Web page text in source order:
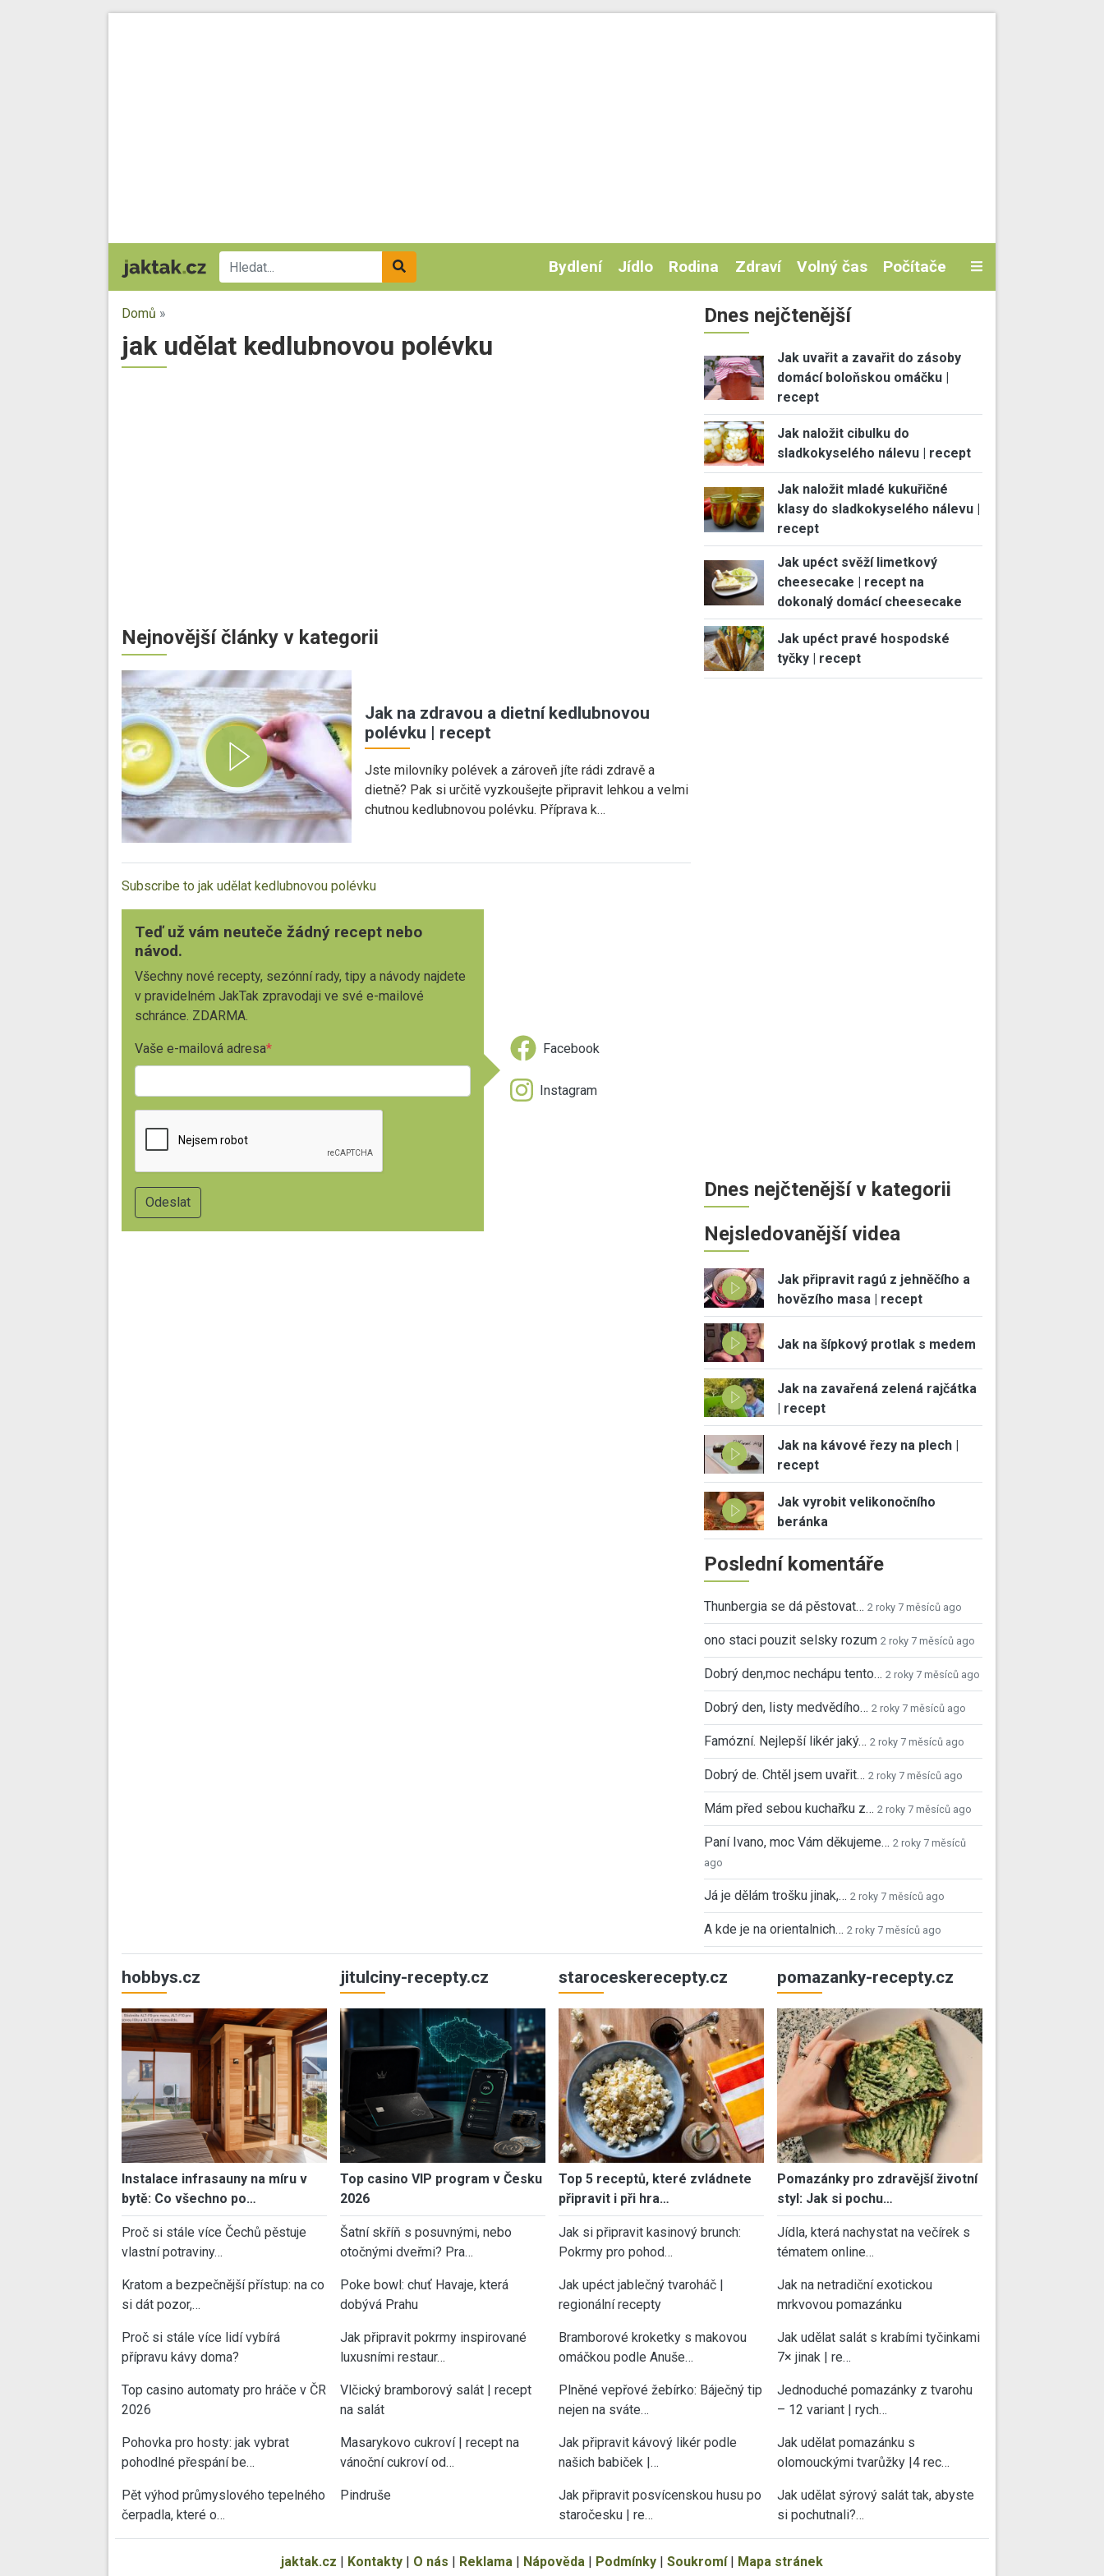
Bydlení Jídlo Rodina Zdraví Volný čas Počítače
Domů »
jak udělat kedlubnovou polévku
Nejnovější články v kategorii
Jak na zdravou a dietní kedlubnovou
polévku | recept
Jste milovníky polévek a zároveň jíte rádi zdravě a
dietně? Pak si určitě vyzkoušejte připravit lehkou a velmi
chutnou kedlubnovou polévku. Příprava k…
Subscribe to jak udělat kedlubnovou polévku
Teď už vám neuteče žádný recept nebo
návod.
Všechny nové recepty, sezónní rady, tipy a návody najdete
v pravidelném JakTak zpravodaji ve své e-mailové
schránce. ZDARMA.
Vaše e-mailová adresa Facebook
Instagram
Dnes nejčtenější
Jak uvařit a zavařit do zásoby
domácí boloňskou omáčku |
recept
Jak naložit cibulku do
sladkokyselého nálevu | recept
Jak naložit mladé kukuřičné
klasy do sladkokyselého nálevu |
recept
Jak upéct svěží limetkový
cheesecake | recept na
dokonalý domácí cheesecake
Jak upéct pravé hospodské
tyčky | recept
Dnes nejčtenější v kategorii
Nejsledovanější videa
Jak připravit ragú z jehněčího a
hovězího masa | recept
Jak na šípkový protlak s medem
Jak na zavařená zelená rajčátka
| recept
Jak na kávové řezy na plech |
recept
Jak vyrobit velikonočního
beránka
Poslední komentáře
Thunbergia se dá pěstovat… 2 roky 7 měsíců ago
ono staci pouzit selsky rozum 2 roky 7 měsíců ago
Dobrý den,moc nechápu tento… 2 roky 7 měsíců ago
Dobrý den, listy medvědího… 2 roky 7 měsíců ago
Famózní. Nejlepší likér jaký… 2 roky 7 měsíců ago
Dobrý de. Chtěl jsem uvařit… 2 roky 7 měsíců ago
Mám před sebou kuchařku z… 2 roky 7 měsíců ago
Paní Ivano, moc Vám děkujeme… 2 roky 7 měsíců
ago
Já je dělám trošku jinak,… 2 roky 7 měsíců ago
A kde je na orientalnich… 2 roky 7 měsíců ago
hobbys.cz
Instalace infrasauny na míru v
bytě: Co všechno po…
Proč si stále více Čechů pěstuje
vlastní potraviny…
Kratom a bezpečnější přístup: na co
si dát pozor,…
Proč si stále více lidí vybírá
přípravu kávy doma?
Top casino automaty pro hráče v ČR
2026
Pohovka pro hosty: jak vybrat
pohodlné přespání be…
Pět výhod průmyslového tepelného
čerpadla, které o…
jitulciny-recepty.cz
Top casino VIP program v Česku
2026
Šatní skříň s posuvnými, nebo
otočnými dveřmi? Pra…
Poke bowl: chuť Havaje, která
dobývá Prahu
Jak připravit pokrmy inspirované
luxusními restaur…
Vlčický bramborový salát | recept
na salát
Masarykovo cukroví | recept na
vánoční cukroví od…
Pindruše
staroceskerecepty.cz
Top 5 receptů, které zvládnete
připravit i při hra…
Jak si připravit kasinový brunch:
Pokrmy pro pohod…
Jak upéct jablečný tvaroháč |
regionální recepty
Bramborové kroketky s makovou
omáčkou podle Anuše…
Plněné vepřové žebírko: Báječný tip
nejen na sváte…
Jak připravit kávový likér podle
našich babiček |…
Jak připravit posvícenskou husu po
staročesku | re…
pomazanky-recepty.cz
Pomazánky pro zdravější životní
styl: Jak si pochu…
Jídla, která nachystat na večírek s
tématem online…
Jak na netradiční exotickou
mrkvovou pomazánku
Jak udělat salát s krabími tyčinkami
7× jinak | re…
Jednoduché pomazánky z tvarohu
– 12 variant | rych…
Jak udělat pomazánku s
olomouckými tvarůžky |4 rec…
Jak udělat sýrový salát tak, abyste
si pochutnali?…
jaktak.cz | Kontakty | O nás | Reklama | Nápověda | Podmínky | Soukromí| Mapa stránek